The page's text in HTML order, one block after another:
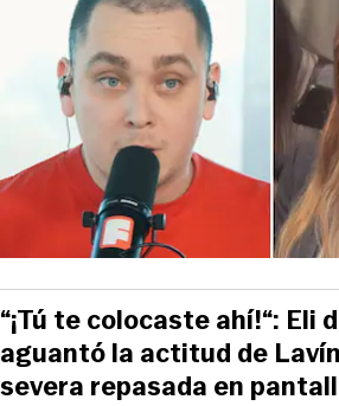
“¡Tú te colocaste ahí!“: Eli
aguantó la actitud de
severa repasada en